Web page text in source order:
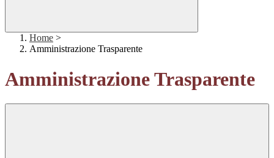
Home >
Amministrazione Trasparente
Amministrazione Trasparente